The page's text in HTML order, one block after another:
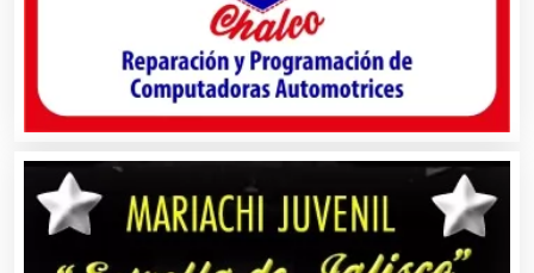
Banquetes
Basculas